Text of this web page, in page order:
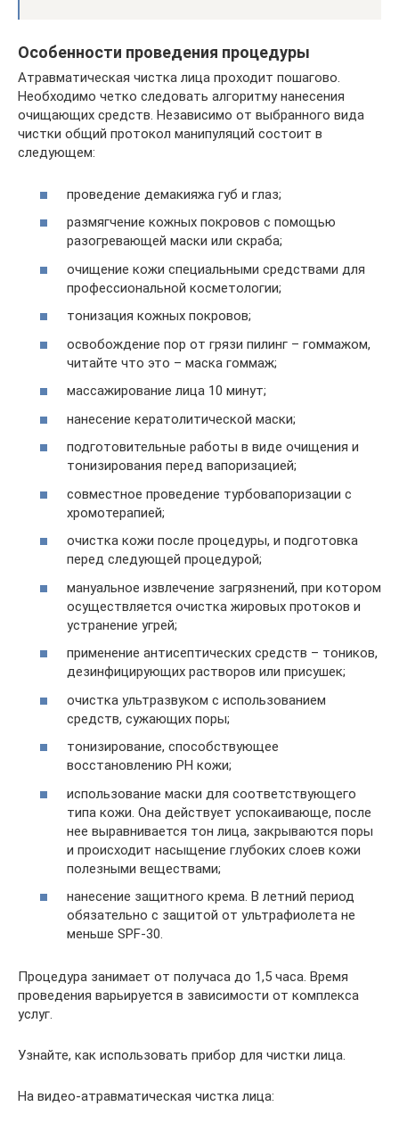
Особенности проведения процедуры
Атравматическая чистка лица проходит пошагово.
Необходимо четко следовать алгоритму нанесения
очищающих средств. Независимо от выбранного вида
чистки общий протокол манипуляций состоит в
следующем:
проведение демакияжа губ и глаз;
размягчение кожных покровов с помощью
разогревающей маски или скраба;
очищение кожи специальными средствами для
профессиональной косметологии;
тонизация кожных покровов;
освобождение пор от грязи пилинг – гоммажом,
читайте что это – маска гоммаж;
массажирование лица 10 минут;
нанесение кератолитической маски;
подготовительные работы в виде очищения и
тонизирования перед вапоризацией;
совместное проведение турбовапоризации с
хромотерапией;
очистка кожи после процедуры, и подготовка
перед следующей процедурой;
мануальное извлечение загрязнений, при котором
осуществляется очистка жировых протоков и
устранение угрей;
применение антисептических средств – тоников,
дезинфицирующих растворов или присушек;
очистка ультразвуком с использованием
средств, сужающих поры;
тонизирование, способствующее
восстановлению РН кожи;
использование маски для соответствующего
типа кожи. Она действует успокаивающе, после
нее выравнивается тон лица, закрываются поры
и происходит насыщение глубоких слоев кожи
полезными веществами;
нанесение защитного крема. В летний период
обязательно с защитой от ультрафиолета не
меньше SPF-30.
Процедура занимает от получаса до 1,5 часа. Время
проведения варьируется в зависимости от комплекса
услуг.
Узнайте, как использовать прибор для чистки лица.
На видео-атравматическая чистка лица: